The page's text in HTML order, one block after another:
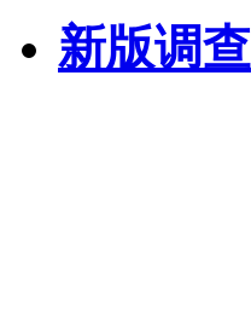
新版调查